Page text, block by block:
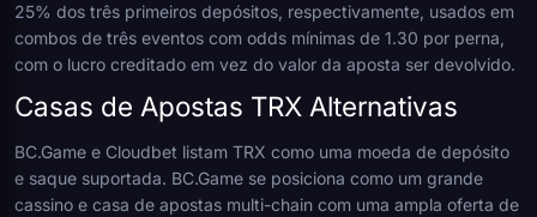
25% dos três primeiros depósitos, respectivamente, usados em
combos de três eventos com odds mínimas de 1.30 por perna,
com o lucro creditado em vez do valor da aposta ser devolvido.
Casas de Apostas TRX Alternativas
BC.Game e Cloudbet listam TRX como uma moeda de depósito
e saque suportada. BC.Game se posiciona como um grande
cassino e casa de apostas multi-chain com uma ampla oferta de